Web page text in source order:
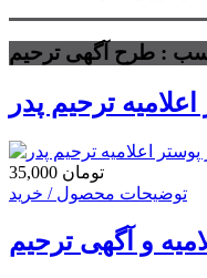
35,000 تومان
توضیحات محصول / خرید